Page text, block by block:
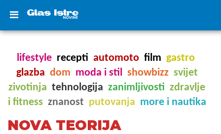
lifestyle recepti automoto film gastro
glazba dom moda i stil showbizz svijet
zivotinja tehnologija zanimljivosti zdravlje
i fitness znanost putovanja more i nautika
NOVA TEORIJA